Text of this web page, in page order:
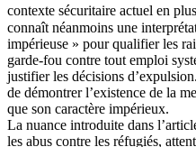
contexte sécuritaire actuel en
connaît néanmoins une
impérieuse » pour qualifier les
garde-fou contre tout emploi
justifier les décisions
de démontrer l’existence de la
que son caractère impérieux.
La nuance introduite dans
les abus contre les réfugiés,